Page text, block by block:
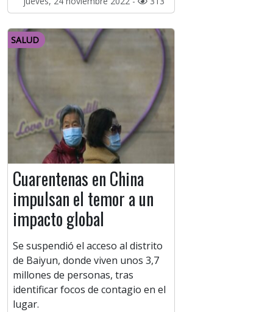
SALUD
Cuarentenas en China
impulsan el temor a un
impacto global
Se suspendió el acceso al distrito
de Baiyun, donde viven unos 3,7
millones de personas, tras
identificar focos de contagio en el
lugar.